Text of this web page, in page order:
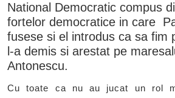
National Democratic compus
fortelor democratice in care
fusese si el introdus ca sa fim
l-a demis si arestat pe
Antonescu.
Cu toate ca nu au jucat un rol